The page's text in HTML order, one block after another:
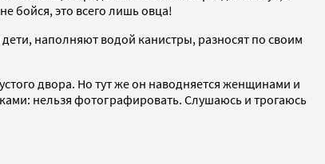
бойся, это всего лишь овца!
наполняют водой канистры, разносят по своим
двора. Но тут же он наводняется женщинами и
нельзя фотографировать. Слушаюсь и трогаюсь